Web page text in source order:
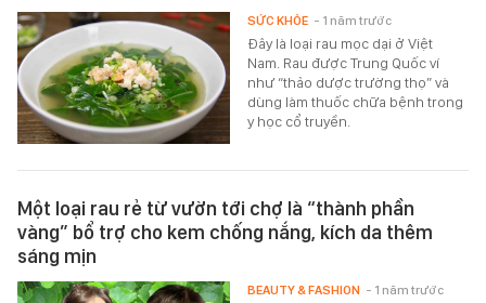
Đây là loại rau mọc dại ở Việt
Nam. Rau được Trung Quốc ví
như “thảo dược trường thọ” và
dùng làm thuốc chữa bệnh trong
y học cổ truyền.
SỨC KHỎE - 1 năm trước
Một loại rau rẻ từ vườn tới chợ là “thành phần
vàng” bổ trợ cho kem chống nắng, kích da thêm
sáng mịn
BEAUTY & FASHION - 1 năm trước